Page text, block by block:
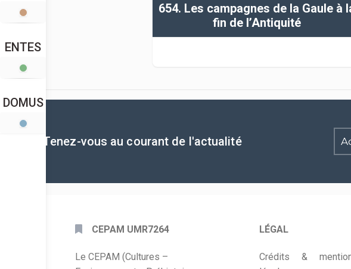
ENTES
DOMUS
654. Les campagnes de la Gaule à
fin de l’Antiquité
Tenez-vous au courant de l'actualité
CEPAM UMR7264
Le CEPAM (Cultures –
LÉGAL
Crédits &